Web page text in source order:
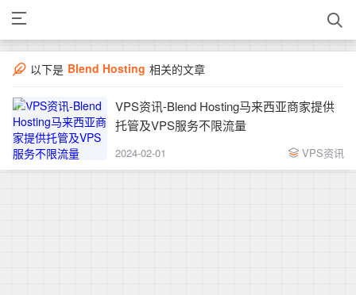
以下是 Blend Hosting 相关的文章
VPS资讯-Blend Hosting马来西亚商家提供
托管及VPS服务不限流量
2024-02-01 VPS资讯